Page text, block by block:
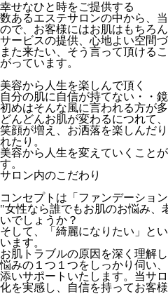
幸せなひと時をご提供する
数あるエステサロンの中から、
ので、お客様にはお肌はもちろ
サービスの提供、心地よい空間
また来たい、そう言って頂ける
がっています。
美容から人生を楽しんで頂く
自分の肌に自信が持てない・・
初めはそんな風に言われる方が多
どんどんお肌が変わるにつれて、
笑顔が増え、お洒落を楽しんだ
れたり。
美容から人生を変えていくこと
す。
サロン内のこだわり
コンセプトは「ファンデーショ
"女性なら誰でもお肌のお悩み、
いでしょうか？
そして、「綺麗になりたい」と
います。
お肌トラブルの原因を深く理解
悩みの１つ１つをしっかり伺い
添いサポートいたします。当サ
化を実感し、自信を持ってお客